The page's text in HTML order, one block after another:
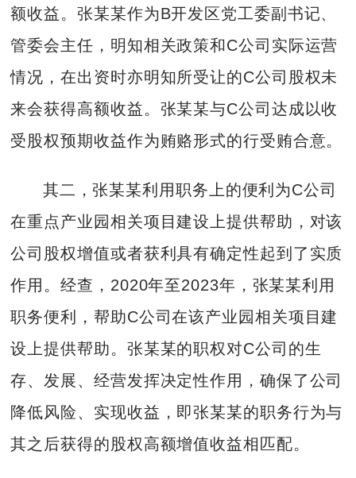
额收益。张某某作为B开发区党工委副书记、
管委会主任，明知相关政策和C公司实际运营
情况，在出资时亦明知所受让的C公司股权未
来会获得高额收益。张某某与C公司达成以收
受股权预期收益作为贿赂形式的行受贿合意。
其二，张某某利用职务上的便利为C公司
在重点产业园相关项目建设上提供帮助，对该
公司股权增值或者获利具有确定性起到了实质
作用。经查，2020年至2023年，张某某利用
职务便利，帮助C公司在该产业园相关项目建
设上提供帮助。张某某的职权对C公司的生
存、发展、经营发挥决定性作用，确保了公司
降低风险、实现收益，即张某某的职务行为与
其之后获得的股权高额增值收益相匹配。